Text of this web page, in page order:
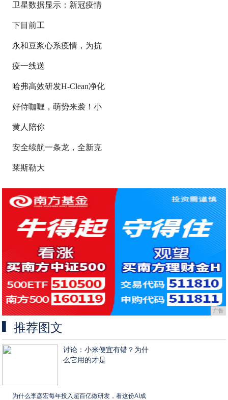
卫星数据显示：新冠疫情
下目前工
永和豆浆心系疫情，为抗
疫一线送
哈弗高效研发H-Clean净化
好侍咖喱，萌势来袭！小
黄人陪你
安全续航一条龙，全新克
莱斯勒大
广告
推荐图文
讨论：小米便宜有错？为什
么它用的才是
为什么李彦宏每年投入超百亿做研发，看这份AI成